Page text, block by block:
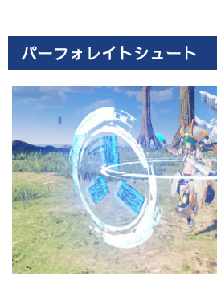
パーフォレイトシュート